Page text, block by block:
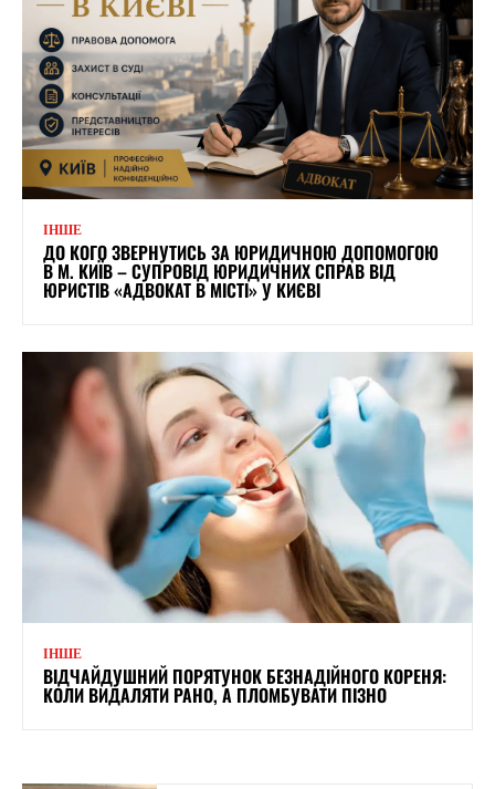
ІНШЕ
ДО КОГО ЗВЕРНУТИСЬ ЗА ЮРИДИЧНОЮ ДОПОМОГОЮ
В М. КИЇВ – СУПРОВІД ЮРИДИЧНИХ СПРАВ ВІД
ЮРИСТІВ «АДВОКАТ В МІСТІ» У КИЄВІ
ІНШЕ
ВІДЧАЙДУШНИЙ ПОРЯТУНОК БЕЗНАДІЙНОГО КОРЕНЯ:
КОЛИ ВИДАЛЯТИ РАНО, А ПЛОМБУВАТИ ПІЗНО